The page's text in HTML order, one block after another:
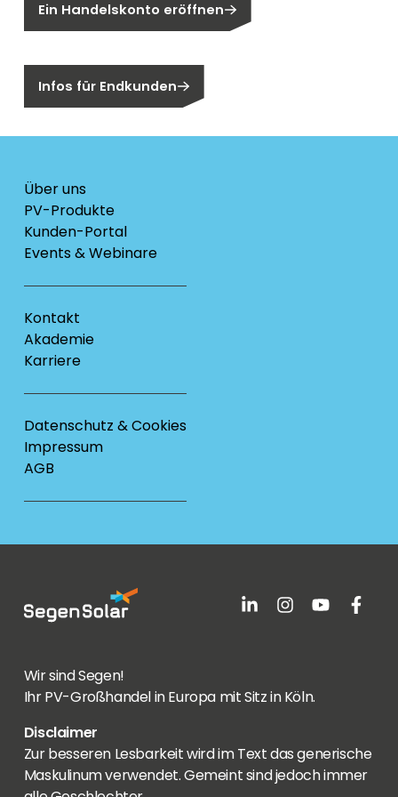
Ein Handelskonto eröffnen
Infos für Endkunden
Über uns
PV-Produkte
Kunden-Portal
Events & Webinare
Kontakt
Akademie
Karriere
Datenschutz & Cookies
Impressum
AGB
Wir sind Segen!
Ihr PV-Großhandel in Europa mit Sitz in Köln.
Disclaimer
Zur besseren Lesbarkeit wird im Text das generische
Maskulinum verwendet. Gemeint sind jedoch immer